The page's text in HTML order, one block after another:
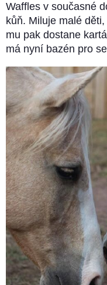
Waffles v současné
kůň. Miluje malé
mu pak dostane
má nyní bazén pro